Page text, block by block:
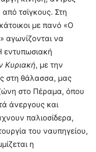
τσίγκους. Στη
με πανό «Ο
αγωνίζονται να
εντυπωσιακή
Κυριακή, με την
στη θάλασσα, μας
στο Πέραμα, όπου
άνεργους και
παλιοσίδερα,
του ναυπηγείου,
η